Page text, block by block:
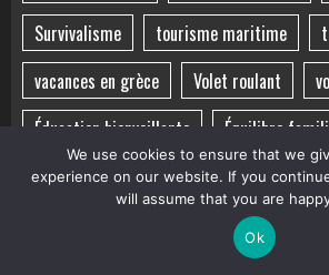
Survivalisme
tourisme maritime
vacances en grèce
Volet roulant
Éducation bienveillante
Équilibre
Équilibre mental
Équilibre vie-santé
We use cookies to ensure that we
experience on our website. If you
will assume that you are
Ok